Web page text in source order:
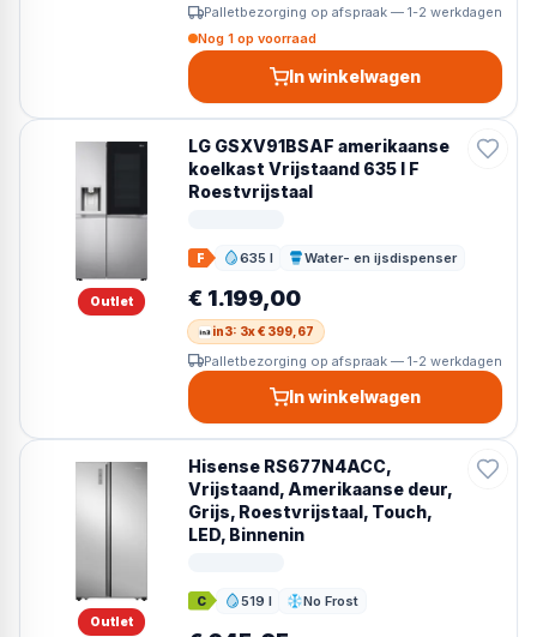
Palletbezorging op afspraak — 1-2 werkdagen
Nog 1 op voorraad
In winkelwagen
Outlet
LG GSXV91BSAF amerikaanse
koelkast Vrijstaand 635 l F
Roestvrijstaal
F 635 l
Inhoud Water- en ijsdispenser
Dispenser
€ 1.199,00
in3: 3x € 399,67
Palletbezorging op afspraak — 1-2 werkdagen
In winkelwagen
Outlet
Hisense RS677N4ACC,
Vrijstaand, Amerikaanse deur,
Grijs, Roestvrijstaal, Touch,
LED, Binnenin
C 519 l
Inhoud No Frost
Ontdooien